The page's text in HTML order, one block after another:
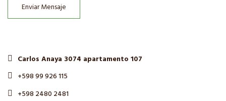
Enviar Mensaje
Carlos Anaya 3074 apartamento 107
+598 99 926 115
+598 2480 2481